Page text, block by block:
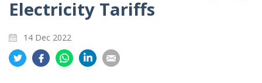
Electricity Tariffs
14 Dec 2022
Share
on
Share
on
Share
on
on
on